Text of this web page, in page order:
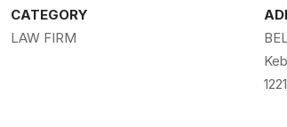
CATEGORY
LAW FIRM